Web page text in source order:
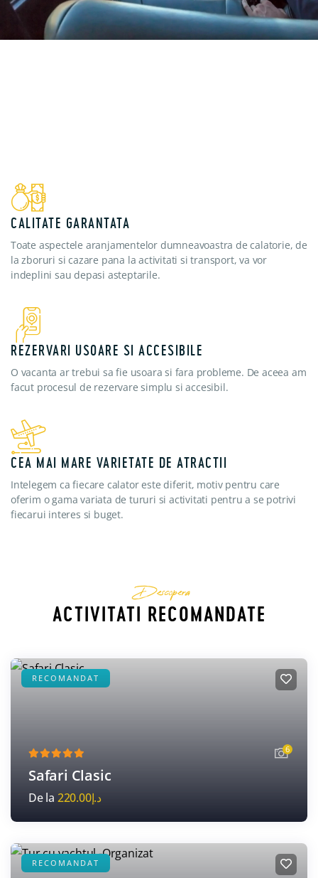
CALITATE GARANTATA
Toate aspectele aranjamentelor dumneavoastra de calatorie, de
la zboruri si cazare pana la activitati si transport, va vor
indeplini sau depasi asteptarile.
REZERVARI USOARE SI ACCESIBILE
O vacanta ar trebui sa fie usoara si fara probleme. De aceea am
facut procesul de rezervare simplu si accesibil.
CEA MAI MARE VARIETATE DE ATRACTII
Intelegem ca fiecare calator este diferit, motiv pentru care
oferim o gama variata de tururi si activitati pentru a se potrivi
fiecarui interes si buget.
Descopera
ACTIVITATI RECOMANDATE
RECOMANDAT
6
Safari Clasic
De la د.إ220.00
RECOMANDAT